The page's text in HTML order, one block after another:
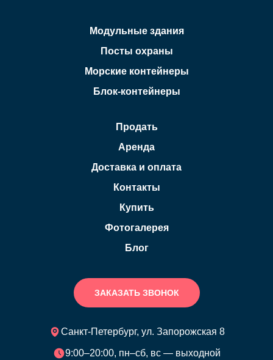
Модульные здания
Посты охраны
Морские контейнеры
Блок-контейнеры
Продать
Аренда
Доставка и оплата
Контакты
Купить
Фотогалерея
Блог
ЗАКАЗАТЬ ЗВОНОК
Санкт-Петербург, ул. Запорожская 8
9:00–20:00, пн–сб, вс — выходной